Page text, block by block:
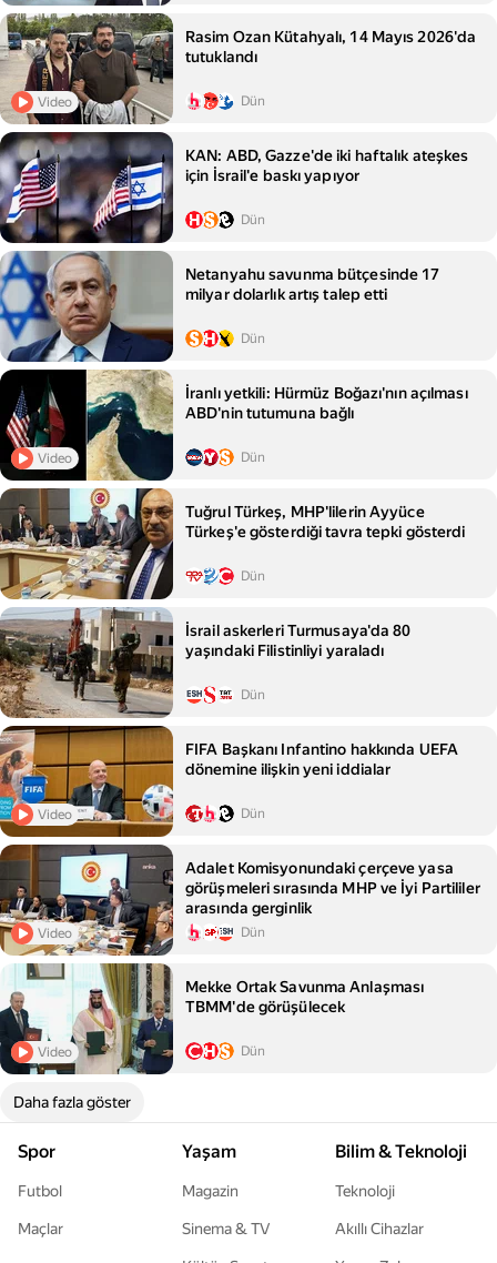
Video
Rasim Ozan Kütahyalı, 14 Mayıs 2026'da
tutuklandı
Dün
KAN: ABD, Gazze'de iki haftalık ateşkes
için İsrail'e baskı yapıyor
Dün
Netanyahu savunma bütçesinde 17
milyar dolarlık artış talep etti
Dün
Video
İranlı yetkili: Hürmüz Boğazı'nın açılması
ABD'nin tutumuna bağlı
Dün
Tuğrul Türkeş, MHP'lilerin Ayyüce
Türkeş'e gösterdiği tavra tepki gösterdi
Dün
İsrail askerleri Turmusaya'da 80
yaşındaki Filistinliyi yaraladı
Dün
Video
FIFA Başkanı Infantino hakkında UEFA
dönemine ilişkin yeni iddialar
Dün
Video
Adalet Komisyonundaki çerçeve yasa
görüşmeleri sırasında MHP ve İyi Partililer
arasında gerginlik
Dün
Video
Mekke Ortak Savunma Anlaşması
TBMM'de görüşülecek
Dün
Daha fazla göster
Spor
Futbol
Maçlar
Yaşam
Magazin
Sinema & TV
Bilim & Teknoloji
Teknoloji
Akıllı Cihazlar